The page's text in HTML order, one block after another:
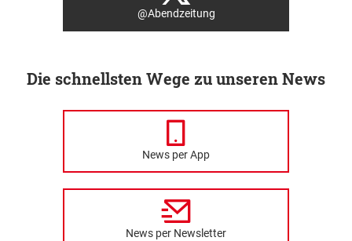
@Abendzeitung
Die schnellsten Wege zu unseren News
News per App
News per Newsletter